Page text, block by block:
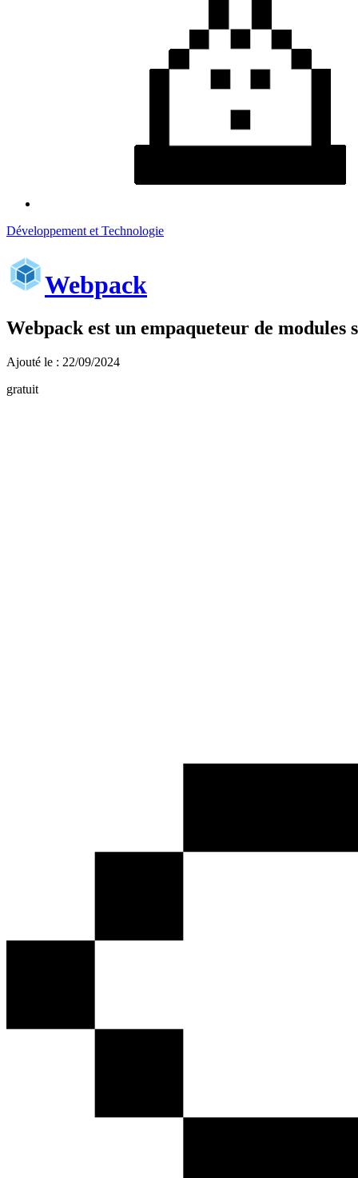
Développement et Technologie
Webpack
Webpack est un empaqueteur de
Ajouté le : 22/09/2024
gratuit